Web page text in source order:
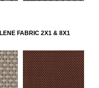
FABRIC 2X1 & 8X1